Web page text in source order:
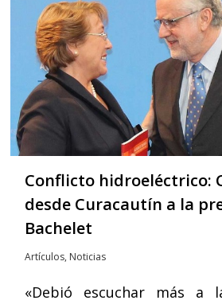
Conflicto hidroeléctrico:
desde Curacautín a la
Bachelet
Artículos, Noticias
«Debió escuchar más a